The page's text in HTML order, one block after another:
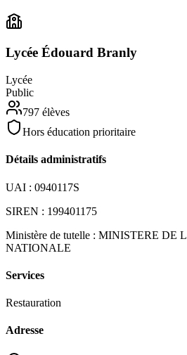
Lycée Édouard Branly
Lycée
Public
797 élèves
Hors éducation prioritaire
Détails administratifs
UAI : 0940117S
SIREN : 199401175
Ministère de tutelle : MINISTERE DE
NATIONALE
Services
Restauration
Adresse